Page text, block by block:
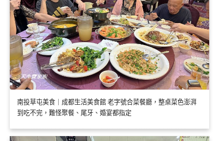
南投草屯美食｜成都生活美食館 老字號合菜餐廳，整桌菜色澎湃
到吃不完，難怪聚餐、尾牙、婚宴都指定